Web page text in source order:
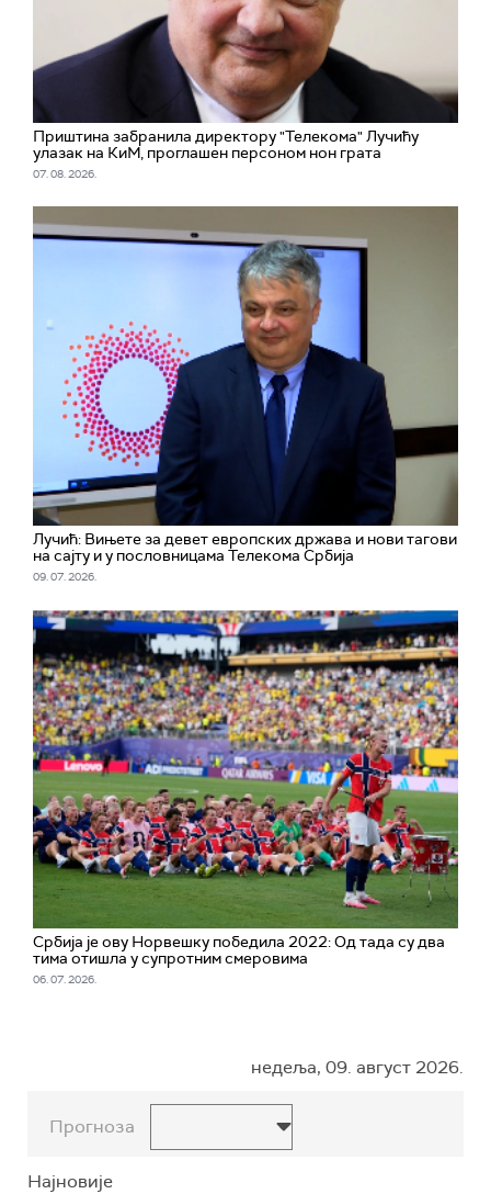
Приштина забранила директору "Телекома" Лучићу
улазак на КиМ, проглашен персоном нон грата
07. 08. 2026.
Лучић: Вињете за девет европских држава и нови тагови
на сајту и у пословницама Телекома Србија
09. 07. 2026.
Србија је ову Норвешку победила 2022: Од тада су два
тима отишла у супротним смеровима
06. 07. 2026.
недеља, 09. август 2026.
Прогноза
Најновије